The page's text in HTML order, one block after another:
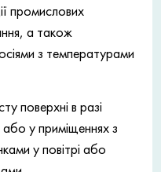
промислових
а також
з температурами
поверхні в разі
або у приміщеннях з
у повітрі або